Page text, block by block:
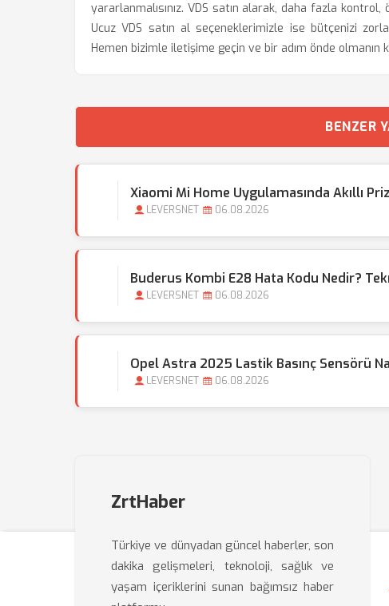
yararlanmalısınız. VDS satın alarak, daha fazla
Ucuz VDS satın al seçeneklerimizle ise bütçenizi
Hemen bizimle iletişime geçin ve bir adım önde olmanın
BENZER
Xiaomi Mi Home Uygulamasında Akıllı
LEVERSNET 06.08.2026
Buderus Kombi E28 Hata Kodu Nedir?
LEVERSNET 06.08.2026
Opel Astra 2025 Lastik Basınç Sensörü
LEVERSNET 06.08.2026
ZrtHaber
Türkiye ve dünyadan güncel haberler, son
dakika gelişmeleri, teknoloji, sağlık ve
yaşam içeriklerini sunan bağımsız haber